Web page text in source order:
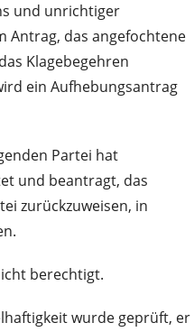
und unrichtiger
Antrag, das angefochtene
Klagebegehren
ein Aufhebungsantrag
Partei hat
und beantragt, das
zurückzuweisen, in
berechtigt.
wurde geprüft, er